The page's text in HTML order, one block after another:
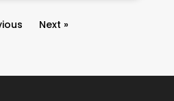
Next »